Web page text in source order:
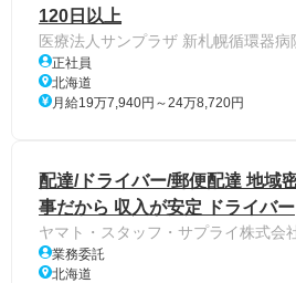
120日以上
医療法人サンプラザ 新札幌循環器病
正社員
北海道
月給19万7,940円～24万8,720円
配達/ドライバー/郵便配達 地域
事だから 収入が安定 ドライバー
ヤマト・スタッフ・サプライ株式会
業務委託
北海道